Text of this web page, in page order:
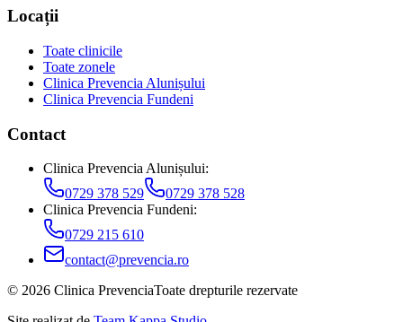
Locații
Toate clinicile
Toate zonele
Clinica Prevencia Alunișului
Clinica Prevencia Fundeni
Contact
Clinica Prevencia Alunișului:
0729 378 529
0729 378 528
Clinica Prevencia Fundeni:
0729 215 610
contact@prevencia.ro
© 2026 Clinica PrevenciaToate drepturile rezervate